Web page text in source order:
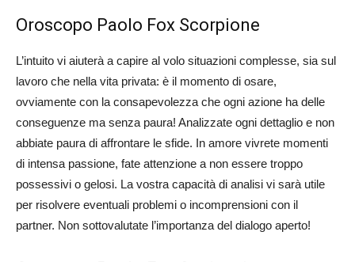
Oroscopo Paolo Fox Scorpione
L’intuito vi aiuterà a capire al volo situazioni complesse, sia sul
lavoro che nella vita privata: è il momento di osare,
ovviamente con la consapevolezza che ogni azione ha delle
conseguenze ma senza paura! Analizzate ogni dettaglio e non
abbiate paura di affrontare le sfide. In amore vivrete momenti
di intensa passione, fate attenzione a non essere troppo
possessivi o gelosi. La vostra capacità di analisi vi sarà utile
per risolvere eventuali problemi o incomprensioni con il
partner. Non sottovalutate l’importanza del dialogo aperto!